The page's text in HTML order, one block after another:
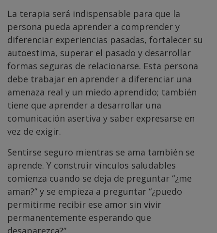
La terapia será indispensable para que la
persona pueda aprender a comprender y
diferenciar experiencias pasadas, fortalecer su
autoestima, superar el pasado y desarrollar
formas seguras de relacionarse. Esta persona
debe trabajar en aprender a diferenciar una
amenaza real y un miedo aprendido; también
tiene que aprender a desarrollar una
comunicación asertiva y saber expresarse en
vez de exigir.
Sentirse seguro mientras se ama también se
aprende. Y construir vínculos saludables
comienza cuando se deja de preguntar “¿me
aman?” y se empieza a preguntar “¿puedo
permitirme recibir ese amor sin vivir
permanentemente esperando que